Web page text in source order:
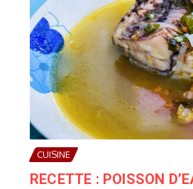
CUISINE
RECETTE : POISSON